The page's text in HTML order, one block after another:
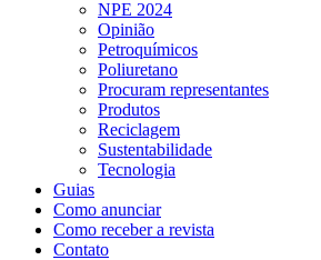
NPE 2024
Opinião
Petroquímicos
Poliuretano
Procuram representantes
Produtos
Reciclagem
Sustentabilidade
Tecnologia
Guias
Como anunciar
Como receber a revista
Contato